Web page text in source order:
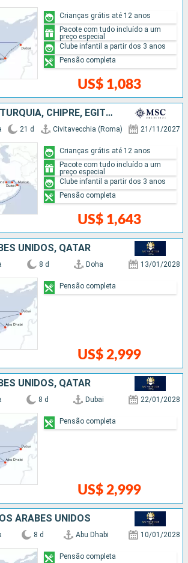
US$ 1,083
Crianças grátis até 12 anos
Pacote com tudo incluído a um
preço especial
Clube infantil a partir dos 3 anos
Pensão completa
ITÁLIA, GRÉCIA, TURQUIA, CHIPRE, EGITO, OMÃ, QATAR, EMIRADOS ÁRABES UNIDOS
21 d Civitavecchia (Roma) 21/11/2027
US$ 1,643
Crianças grátis até 12 anos
Pacote com tudo incluído a um
preço especial
Clube infantil a partir dos 3 anos
Pensão completa
UNIDOS, QATAR
8 d Doha 13/01/2028
US$ 2,999
Pensão completa
UNIDOS, QATAR
8 d Dubai 22/01/2028
US$ 2,999
Pensão completa
ÁRABES UNIDOS
8 d Abu Dhabi 10/01/2028
Pensão completa